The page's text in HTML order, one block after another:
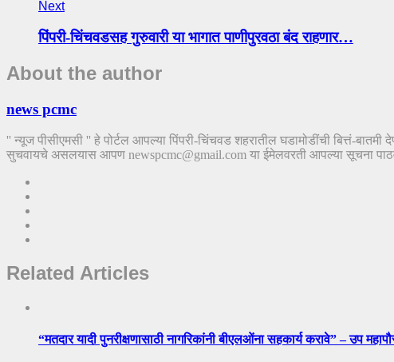
Next
पिंपरी-चिंचवडसह गुरुवारी या भागात पाणीपुरवठा बंद राहणार…
About the author
news pcmc
'' न्यूज पीसीएमसी '' हे पोर्टल आपल्या पिंपरी-चिंचवड शहरातील घडामोडींची बित्तं-
सुचवायचे असलयास आपण newspcmc@gmail.com या ईमेलवरती आपल्या सूचना
Related Articles
“मतदार यादी पुनरीक्षणासाठी नागरिकांनी बीएलओंना सहकार्य करावे” – उप